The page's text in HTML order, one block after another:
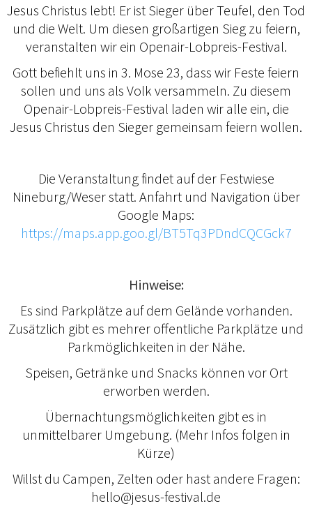
Jesus Christus lebt! Er ist Sieger über Teufel, den Tod
und die Welt. Um diesen großartigen Sieg zu feiern,
veranstalten wir ein Openair-Lobpreis-Festival.
Gott befiehlt uns in 3. Mose 23, dass wir Feste feiern
sollen und uns als Volk versammeln. Zu diesem
Openair-Lobpreis-Festival laden wir alle ein, die
Jesus Christus den Sieger gemeinsam feiern wollen.
Die Veranstaltung findet auf der Festwiese
Nineburg/Weser statt. Anfahrt und Navigation über
Google Maps:
https://maps.app.goo.gl/BT5Tq3PDndCQCGck7
Hinweise:
Es sind Parkplätze auf dem Gelände vorhanden.
Zusätzlich gibt es mehrer offentliche Parkplätze und
Parkmöglichkeiten in der Nähe.
Speisen, Getränke und Snacks können vor Ort
erworben werden.
Übernachtungsmöglichkeiten gibt es in
unmittelbarer Umgebung. (Mehr Infos folgen in
Kürze)
Willst du Campen, Zelten oder hast andere Fragen:
hello@jesus-festival.de